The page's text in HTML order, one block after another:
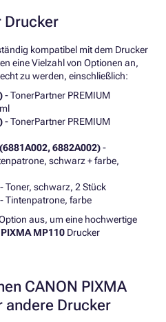
Drucker
kompatibel mit dem Drucker
eine Vielzahl von Optionen an,
zu werden, einschließlich:
- TonerPartner PREMIUM
- TonerPartner PREMIUM
6882A002)-
schwarz + farbe,
- Toner, schwarz, 2 Stück
- Tintenpatrone, farbe
aus, um eine hochwertige
MP110 Drucker
CANON PIXMA
andere Drucker